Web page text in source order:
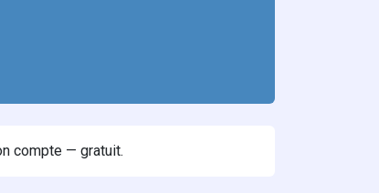
compte — gratuit.